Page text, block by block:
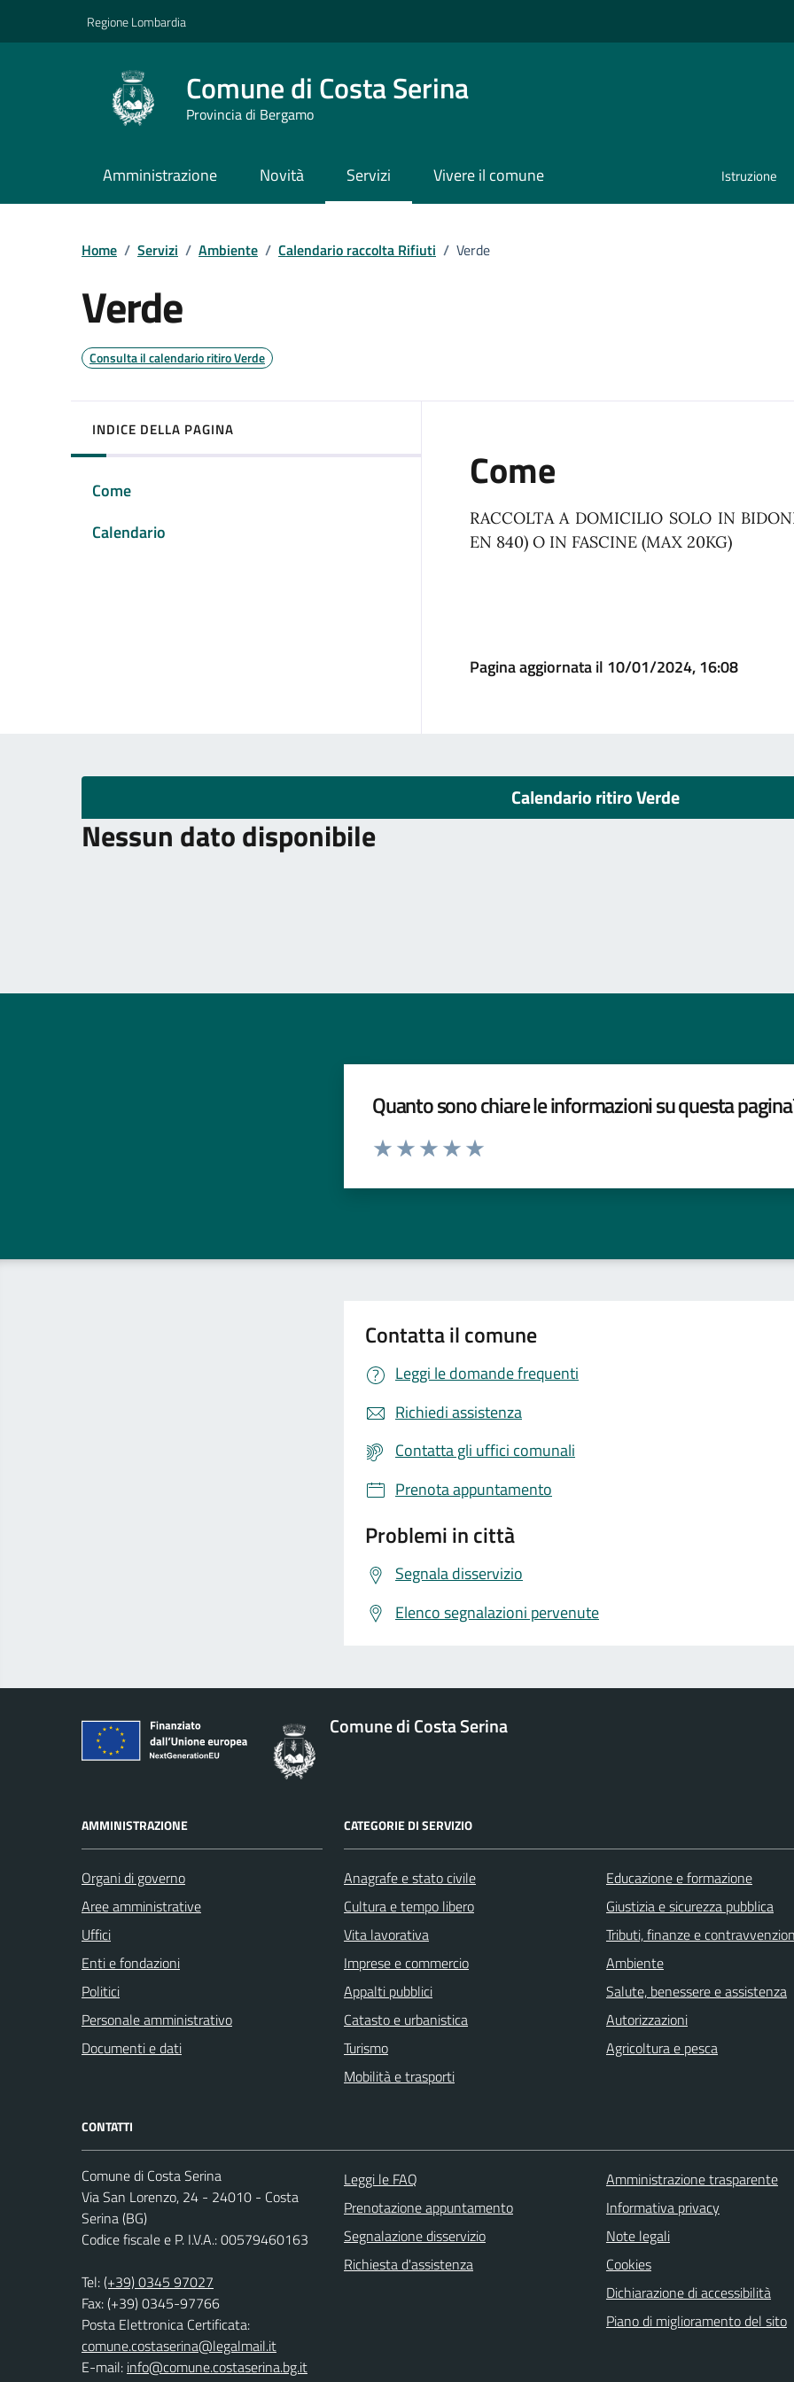
Regione Lombardia
Comune di Costa Serina
Provincia di Bergamo
Amministrazione Novità Servizi Vivere il comune Istruzione
Dettaglio raccolta rifiuti
Home / Servizi / Ambiente / Calendario raccolta Rifiuti / Verde
Verde
Consulta il calendario ritiro Verde
INDICE DELLA PAGINA
Come
Calendario
Come
RACCOLTA A DOMICILIO SOLO IN
EN 840) O IN FASCINE (MAX 20KG)
Pagina aggiornata il 10/01/2024, 16:08
Calendario ritiro Verde
Nessun dato disponibile
Quanto sono chiare le informazioni su questa
Valuta da 1 a 5 stelle la pagina
Contatta il comune
Leggi le domande frequenti
Richiedi assistenza
Contatta gli uffici comunali
Prenota appuntamento
Problemi in città
Segnala disservizio
Elenco segnalazioni pervenute
Comune di Costa Serina
AMMINISTRAZIONE
Organi di governo
Aree amministrative
Uffici
Enti e fondazioni
Politici
Personale amministrativo
Documenti e dati
CATEGORIE DI SERVIZIO
Anagrafe e stato civile
Cultura e tempo libero
Vita lavorativa
Imprese e commercio
Appalti pubblici
Catasto e urbanistica
Turismo
Mobilità e trasporti
Educazione e formazione
Giustizia e sicurezza pubblica
Tributi, finanze e
Ambiente
Salute, benessere e assistenza
Autorizzazioni
Agricoltura e pesca
CONTATTI
Comune di Costa Serina
Via San Lorenzo, 24 - 24010 - Costa
Serina (BG)
Codice fiscale e P. I.V.A.: 00579460163
Tel:(+39) 0345 97027
Fax: (+39) 0345-97766
Posta Elettronica Certificata:
comune.costaserina@legalmail.it
E-mail: info@comune.costaserina.bg.it
Leggi le FAQ
Prenotazione appuntamento
Segnalazione disservizio
Richiesta d'assistenza
Amministrazione trasparente
Informativa privacy
Note legali
Cookies
Dichiarazione di accessibilità
Piano di miglioramento del sito